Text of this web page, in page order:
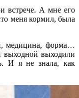
встрече. А мне его
меня кормил, была
медицина, форма…
выходили
И я не знала, как